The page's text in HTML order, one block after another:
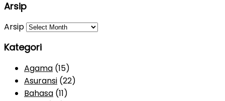
Arsip
Arsip
Kategori
Agama (15)
Asuransi (22)
Bahasa (11)